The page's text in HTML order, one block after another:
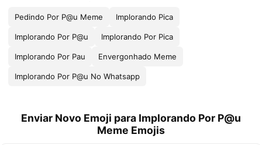
Pedindo Por P@u Meme Implorando Pica
Implorando Por P@u Implorando Por Pica
Implorando Por Pau Envergonhado Meme
Implorando Por P@u No Whatsapp
Enviar Novo Emoji para Implorando Por P@u
Meme Emojis